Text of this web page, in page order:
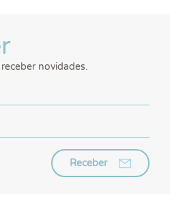
novidades.
Receber